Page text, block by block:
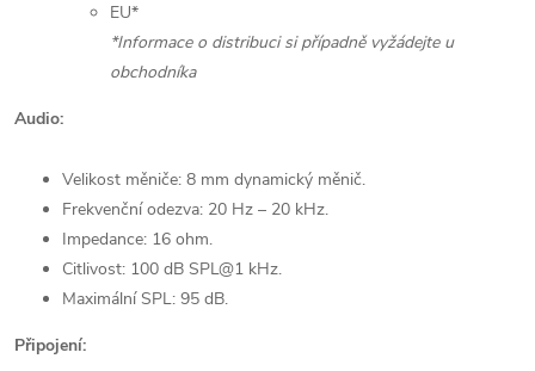
EU*
*Informace o distribuci si případně vyžádejte u
obchodníka
Audio:
Velikost měniče: 8 mm dynamický měnič.
Frekvenční odezva: 20 Hz – 20 kHz.
Impedance: 16 ohm.
Citlivost: 100 dB SPL@1 kHz.
Maximální SPL: 95 dB.
Připojení: